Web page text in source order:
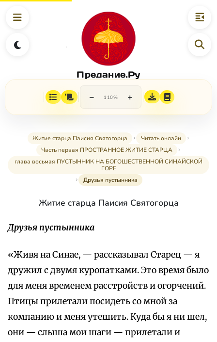
Предание.Ру
− 110% +
Житие старца Паисия Святогорца
Читать онлайн
Часть первая ПРОСТРАННОЕ ЖИТИЕ СТАРЦА
глава восьмая ПУСТЫННИК НА БОГОШЕСТВЕННОЙ СИНАЙСКОЙ
ГОРЕ
Друзья пустынника
Житие старца Паисия Святогорца
Друзья пустынника
«Живя на Синае, — рассказывал Старец — я
дружил с двумя куропатками. Это время было
для меня временем расстройств и огорчений.
Птицы прилетали посидеть со мной за
компанию и меня утешить. Куда бы я ни шел,
они — слыша мои шаги — прилетали и